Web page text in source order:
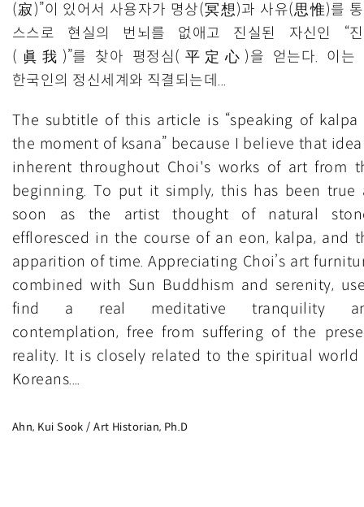
(寂)”이 있어서 사용자가 명상(冥想)과 사유(思惟)를
스스로 현실의 번뇌를 없애고 진실된 자신인 “
(眞我)”를 찾아 평정심(平定心)을 얻는다. 이는
한국인의 정신세계와 직결되는데...
The subtitle of this article is “speaking of kalpa
the moment of ksana” because I believe that
inherent throughout Choi's works of art from
beginning. To put it simply, this has been true
soon as the artist thought of natural
effloresced in the course of an eon, kalpa, and
apparition of time. Appreciating Choi’s art
combined with Sun Buddhism and serenity,
find a real meditative tranquility
contemplation, free from suffering of the
reality. It is closely related to the spiritual world
Koreans....
Ahn, Kui Sook / Art Historian, Ph.D